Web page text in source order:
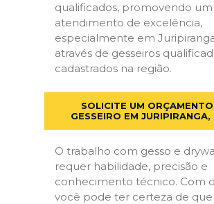
qualificados, promovendo um
atendimento de excelência,
especialmente em
através de gesseiros
cadastrados na região.
SOLICITE UM
GESSEIRO EM JURIPIRANGA,
O trabalho com gesso e
requer habilidade, precisão e
conhecimento técnico. Com
você pode ter certeza de que